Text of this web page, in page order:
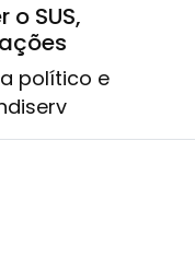
SUS,
político e